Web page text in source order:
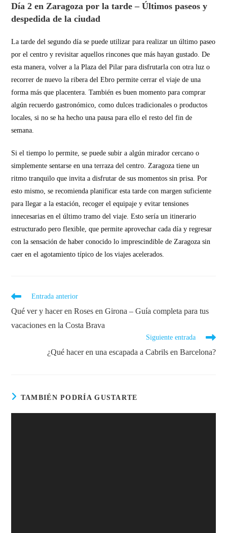
Día 2 en Zaragoza por la tarde – Últimos paseos y
despedida de la ciudad
La tarde del segundo día se puede utilizar para realizar un último paseo
por el centro y revisitar aquellos rincones que más hayan gustado. De
esta manera, volver a la Plaza del Pilar para disfrutarla con otra luz o
recorrer de nuevo la ribera del Ebro permite cerrar el viaje de una
forma más que placentera. También es buen momento para comprar
algún recuerdo gastronómico, como dulces tradicionales o productos
locales, si no se ha hecho una pausa para ello el resto del fin de
semana.
Si el tiempo lo permite, se puede subir a algún mirador cercano o
simplemente sentarse en una terraza del centro. Zaragoza tiene un
ritmo tranquilo que invita a disfrutar de sus momentos sin prisa. Por
esto mismo, se recomienda planificar esta tarde con margen suficiente
para llegar a la estación, recoger el equipaje y evitar tensiones
innecesarias en el último tramo del viaje. Esto sería un itinerario
estructurado pero flexible, que permite aprovechar cada día y regresar
con la sensación de haber conocido lo imprescindible de Zaragoza sin
caer en el agotamiento típico de los viajes acelerados.
Entrada anterior
Qué ver y hacer en Roses en Girona – Guía completa para tus
vacaciones en la Costa Brava
Siguiente entrada
¿Qué hacer en una escapada a Cabrils en Barcelona?
TAMBIÉN PODRÍA GUSTARTE